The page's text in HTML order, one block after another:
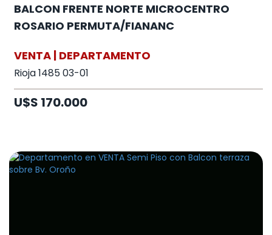
BALCON FRENTE NORTE MICROCENTRO
ROSARIO PERMUTA/FIANANC
VENTA | DEPARTAMENTO
Rioja 1485 03-01
U$S 170.000